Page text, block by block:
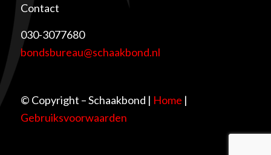
Contact
030-3077680
bondsbureau@schaakbond.nl
© Copyright – Schaakbond | Home |
Gebruiksvoorwaarden